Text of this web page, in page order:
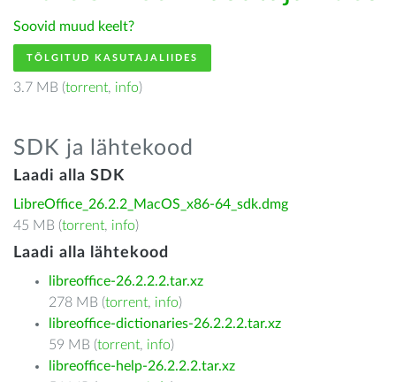
Soovid muud keelt?
TÕLGITUD KASUTAJALIIDES
3.7 MB (torrent, info)
SDK ja lähtekood
Laadi alla SDK
LibreOffice_26.2.2_MacOS_x86-64_sdk.dmg
45 MB (torrent, info)
Laadi alla lähtekood
libreoffice-26.2.2.2.tar.xz
278 MB (torrent, info)
libreoffice-dictionaries-26.2.2.2.tar.xz
59 MB (torrent, info)
libreoffice-help-26.2.2.2.tar.xz